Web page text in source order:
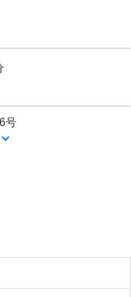
号